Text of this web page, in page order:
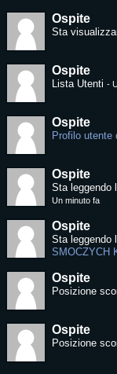
Ospite
Sta
Ospite
Lista Utenti -
Ospite
Profilo utente
Ospite
Sta leggendo
Un minuto fa
Ospite
Sta leggendo
SMOCZYCH
Ospite
Posizione
Ospite
Posizione